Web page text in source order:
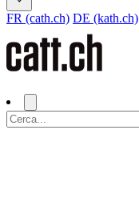
FR (cath.ch) DE (kath.ch)